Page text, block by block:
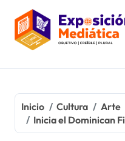
contenido
Inicio Cultura
Arte
Inicia el Dominican